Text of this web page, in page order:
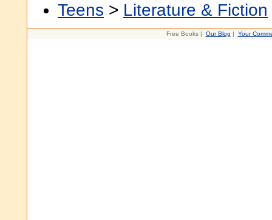
Teens > Literature & Fiction
Free Books | Our Blog | Your